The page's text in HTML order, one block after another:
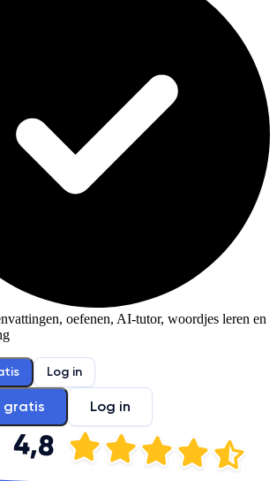
oefenen, AI-tutor, woordjes leren en
Log in
gratis Log in